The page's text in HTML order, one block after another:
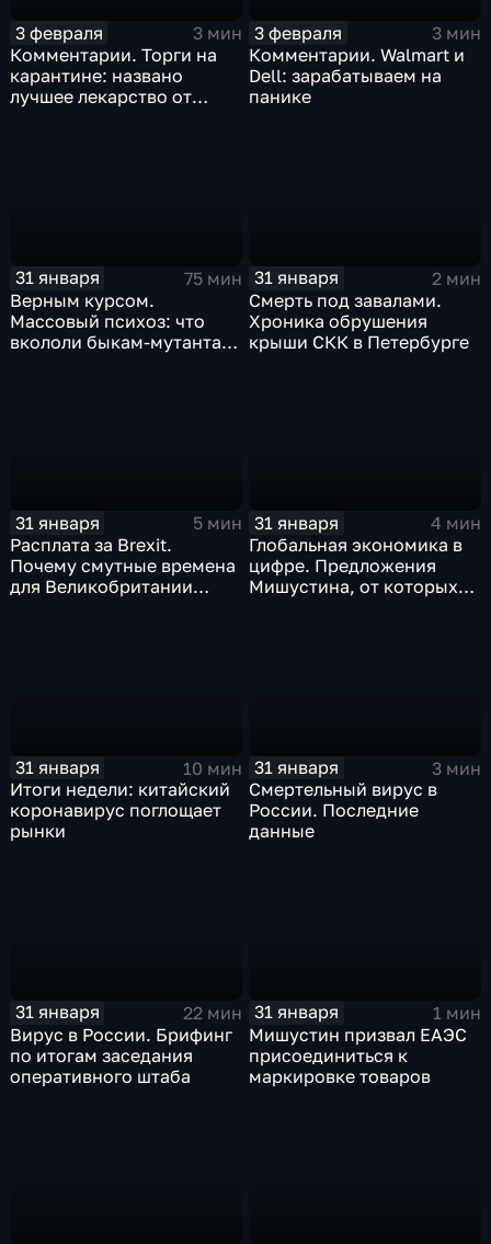
3 февраля
3 мин
Комментарии. Торги на
карантине: названо
лучшее лекарство от
3 февраля
3 мин
Комментарии. Walmart и
Dell: зарабатываем на
панике
31 января
75 мин
Верным курсом.
Массовый психоз: что
вкололи быкам-мутантам,
31 января
2 мин
Смерть под завалами.
Хроника обрушения
крыши СКК в Петербурге
31 января
5 мин
Расплата за Brexit.
Почему смутные времена
для Великобритании
31 января
4 мин
Глобальная экономика в
цифре. Предложения
Мишустина, от которых
31 января
10 мин
Итоги недели: китайский
коронавирус поглощает
рынки
31 января
3 мин
Смертельный вирус в
России. Последние
данные
31 января
22 мин
Вирус в России. Брифинг
по итогам заседания
оперативного штаба
31 января
1 мин
Мишустин призвал ЕАЭС
присоединиться к
маркировке товаров